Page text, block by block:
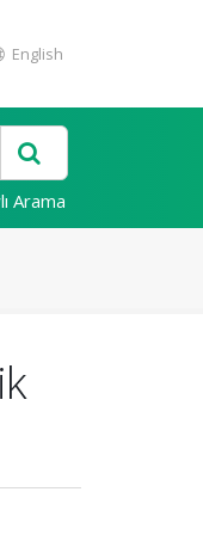
English
Arama